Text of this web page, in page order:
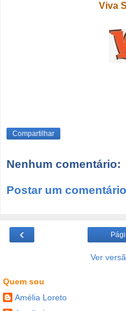
Viva
Compartilhar
Nenhum comentário:
Postar um comentário
‹
Ver
Quem sou
Amélia Loreto